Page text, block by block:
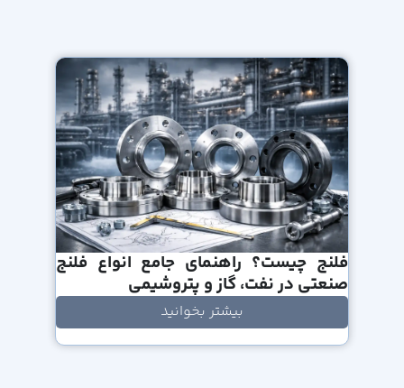
فلنج چیست؟ راهنمای جامع انواع فلنج
صنعتی در نفت، گاز و پتروشیمی
بیشتر بخوانید